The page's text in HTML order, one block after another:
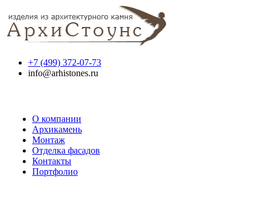
+7 (499) 372-07-73
info@arhistones.ru
О компании
Архикамень
Монтаж
Отделка фасадов
Контакты
Портфолио